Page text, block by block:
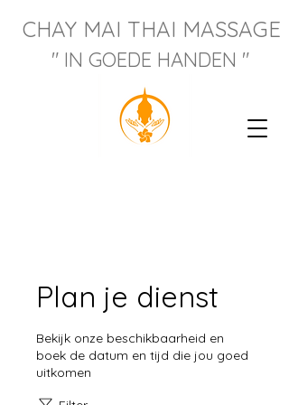
CHAY MAI THAI MASSAGE
" IN GOEDE HANDEN "
Plan je dienst
Bekijk onze beschikbaarheid en
boek de datum en tijd die jou goed
uitkomen